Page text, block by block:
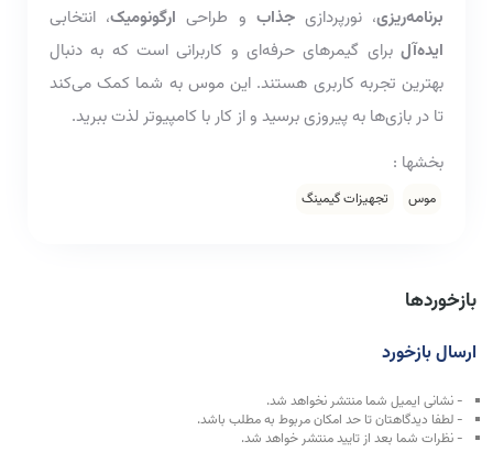
برنامه‌ریزی، نورپردازیجذاب و طراحی ارگونومیک، انتخابی
ایده‌آلبرای گیمرهای حرفه‌ای و کاربرانی است که به دنبال
بهترین تجربه کاربری هستند. این موس به شما کمک می‌کند
تا در بازی‌ها به پیروزی برسید و از کار با کامپیوتر لذت ببرید.
بخشها :
موس تجهیزات گیمینگ
بازخوردها
ارسال بازخورد
- نشانی ایمیل شما منتشر نخواهد شد.
- لطفا دیدگاهتان تا حد امکان مربوط به مطلب باشد.
- نظرات شما بعد از تایید منتشر خواهد شد.